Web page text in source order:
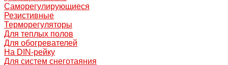
Саморегулирующиеся
Резистивные
Терморегуляторы
Для теплых полов
Для обогревателей
На DIN-рейку
Для систем снеготаяния